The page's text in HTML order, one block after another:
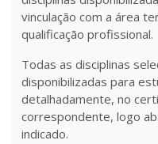
vinculação com a área
qualificação profissional.
Todas as disciplinas
disponibilizadas para
detalhadamente, no
correspondente, logo
indicado.